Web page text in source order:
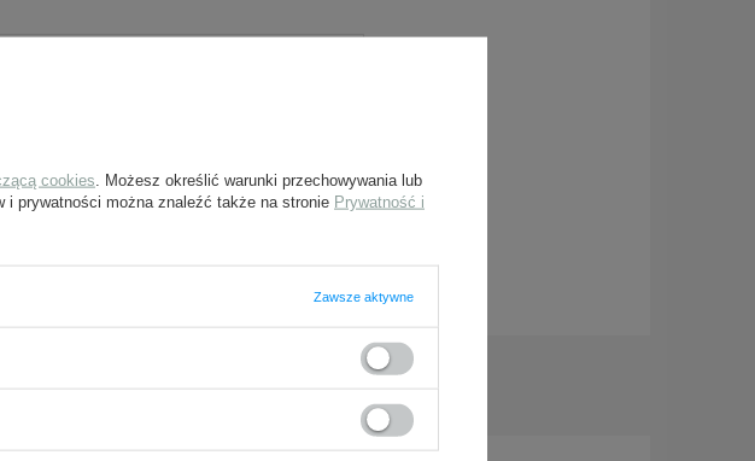
KUPILI TAKŻE:
cookies . Możesz określić warunki przechowywania lub
i prywatności można znaleźć także na stronie Prywatność i
Zawsze aktywne